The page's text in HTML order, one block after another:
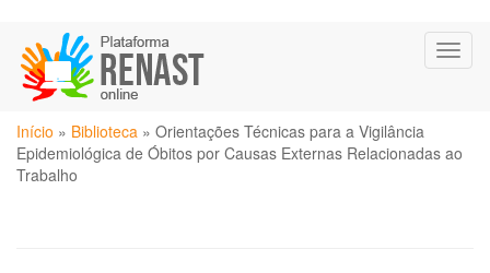
para
conteúdo
principal
Você
está
aqui
Início » Biblioteca » Orientações Técnicas para a Vigilância
Epidemiológica de Óbitos por Causas Externas Relacionadas ao
Trabalho